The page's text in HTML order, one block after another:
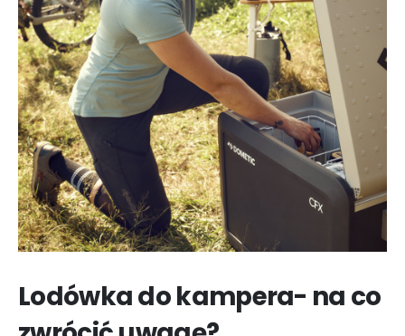
Lodówka do kampera- na co